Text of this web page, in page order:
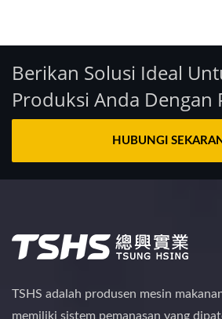
Berikan Solusi Ideal
Produksi Anda Dengan
HUBUNGI
TSHS adalah produsen mesin
memiliki sistem pemanasan yang